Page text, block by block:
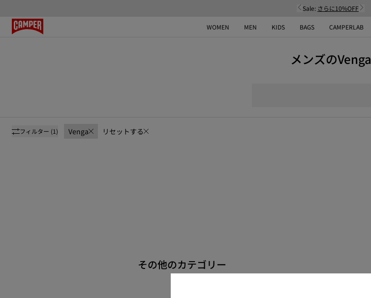
Sale: さらに10%OFF
WOMEN
MEN KIDS BAGS CAMPERLAB
メンズのVenga
フィルター (1) Venga リセットする
その他のカテゴリー